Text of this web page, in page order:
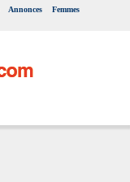
Annonces
Femmes